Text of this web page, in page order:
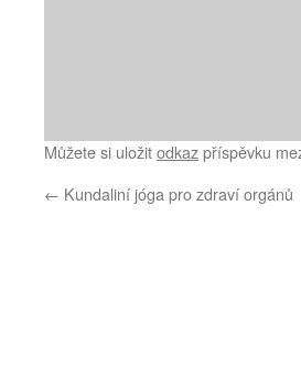
Můžete si uložitodkazpříspěvku
← Kundaliní jóga pro zdraví orgánů